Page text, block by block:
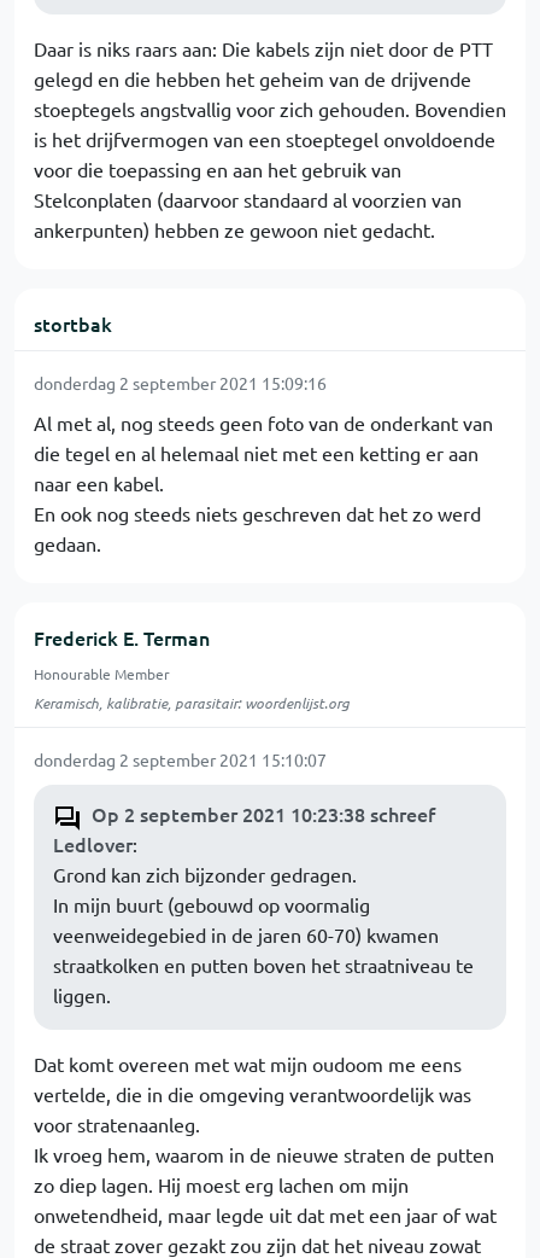
Daar is niks raars aan: Die kabels zijn niet door de PTT
gelegd en die hebben het geheim van de drijvende
stoeptegels angstvallig voor zich gehouden. Bovendien
is het drijfvermogen van een stoeptegel onvoldoende
voor die toepassing en aan het gebruik van
Stelconplaten (daarvoor standaard al voorzien van
ankerpunten) hebben ze gewoon niet gedacht.
stortbak
donderdag 2 september 2021 15:09:16
Al met al, nog steeds geen foto van de onderkant van
die tegel en al helemaal niet met een ketting er aan
naar een kabel.
En ook nog steeds niets geschreven dat het zo werd
gedaan.
Frederick E. Terman
Honourable Member
Keramisch, kalibratie, parasitair: woordenlijst.org
donderdag 2 september 2021 15:10:07
Op 2 september 2021 10:23:38 schreef
Ledlover:
Grond kan zich bijzonder gedragen.
In mijn buurt (gebouwd op voormalig
veenweidegebied in de jaren 60-70) kwamen
straatkolken en putten boven het straatniveau te
liggen.
Dat komt overeen met wat mijn oudoom me eens
vertelde, die in die omgeving verantwoordelijk was
voor stratenaanleg.
Ik vroeg hem, waarom in de nieuwe straten de putten
zo diep lagen. Hij moest erg lachen om mijn
onwetendheid, maar legde uit dat met een jaar of wat
de straat zover gezakt zou zijn dat het niveau zowat